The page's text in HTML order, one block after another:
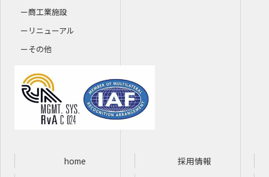
商工業施設
リニューアル
その他
home
採用情報